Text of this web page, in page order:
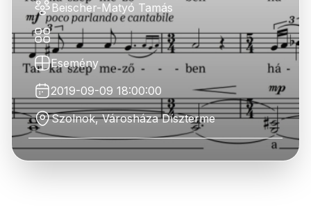
Beischer-Matyó Tamás
Esemény
2019-09-09 18:00:00
Szolnok, Városháza Díszterme